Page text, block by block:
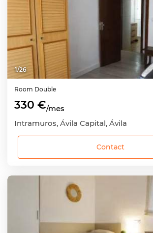
1/26
Room Double
330 €/mes
Intramuros, Ávila Capital, Ávila
Contact